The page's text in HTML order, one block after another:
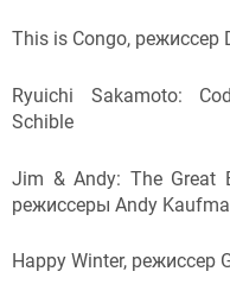
This is Congo, режиссер
Ryuichi Sakamoto:
Schible
Jim & Andy: The Great
режиссеры Andy
Happy Winter, режиссер